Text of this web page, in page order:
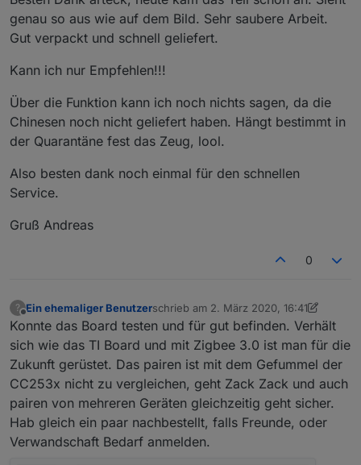
aufgedruckt..
zusätzlich externer Antennenanschluss + 3 € (mit innen
leiter oder ohne, hängt von der Antenne ab die man
verwenden möchte (WLAN Antenne))
oder einWohlfühlpaket all incl.
wahlweise als
37 € Briefversand
40 € als Einschreiben
kontakt per PN
Geräte.. keine Abbrüche
nachtrag
oder
https://www.thingiverse.com/thing:4224425
oder günstig danke an @klassisch
DIY Gehäuse
genau so aus wie auf dem Bild. Sehr saubere Arbeit.
Gut verpackt und schnell geliefert.
Kann ich nur Empfehlen!!!
Über die Funktion kann ich noch nichts sagen, da die
Chinesen noch nicht geliefert haben. Hängt bestimmt in
der Quarantäne fest das Zeug, lool.
Also besten dank noch einmal für den schnellen
Service.
Gruß Andreas
0
?
Offline
Ein ehemaliger Benutzerschrieb am 2. März 2020, 16:41
zuletzt editiert von Ein ehemaliger
Konnte das Board testen und für gut befinden. Verhält
sich wie das TI Board und mit Zigbee 3.0 ist man für die
Zukunft gerüstet. Das pairen ist mit dem Gefummel der
CC253x nicht zu vergleichen, geht Zack Zack und auch
pairen von mehreren Geräten gleichzeitig geht sicher.
Hab gleich ein paar nachbestellt, falls Freunde, oder
Verwandschaft Bedarf anmelden.